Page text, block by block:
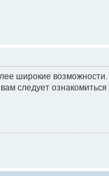
широкие
следует ознакомиться